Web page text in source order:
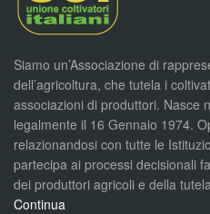
Siamo un’Associazione di
dell’agricoltura, che tutela i
associazioni di produttori. Nasce
legalmente il 16 Gennaio 1974.
relazionandosi con tutte le
partecipa ai processi decisionali
dei produttori agricoli e della
Continua